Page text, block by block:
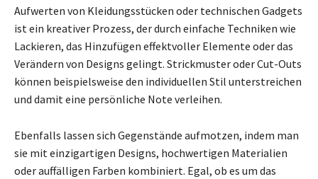
Aufwerten von Kleidungsstücken oder technischen Gadgets
ist ein kreativer Prozess, der durch einfache Techniken wie
Lackieren, das Hinzufügen effektvoller Elemente oder das
Verändern von Designs gelingt. Strickmuster oder Cut-Outs
können beispielsweise den individuellen Stil unterstreichen
und damit eine persönliche Note verleihen.
Ebenfalls lassen sich Gegenstände aufmotzen, indem man
sie mit einzigartigen Designs, hochwertigen Materialien
oder auffälligen Farben kombiniert. Egal, ob es um das